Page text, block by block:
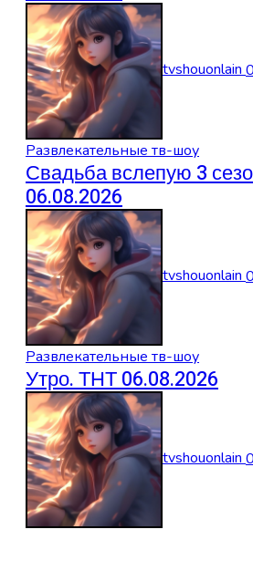
tvshouonlain
Развлекательные тв-шоу
Свадьба вслепую 3
06.08.2026
tvshouonlain
Развлекательные тв-шоу
Утро. ТНТ 06.08.2026
tvshouonlain